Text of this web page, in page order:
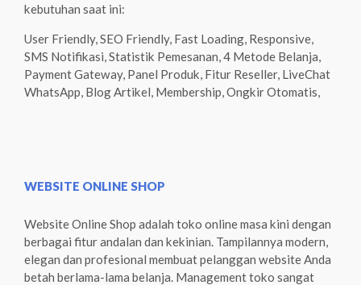
kebutuhan saat ini:
User Friendly, SEO Friendly, Fast Loading, Responsive,
SMS Notifikasi, Statistik Pemesanan, 4 Metode Belanja,
Payment Gateway, Panel Produk, Fitur Reseller, LiveChat
WhatsApp, Blog Artikel, Membership, Ongkir Otomatis,
WEBSITE ONLINE SHOP
Website Online Shop adalah toko online masa kini dengan
berbagai fitur andalan dan kekinian. Tampilannya modern,
elegan dan profesional membuat pelanggan website Anda
betah berlama-lama belanja. Management toko sangat